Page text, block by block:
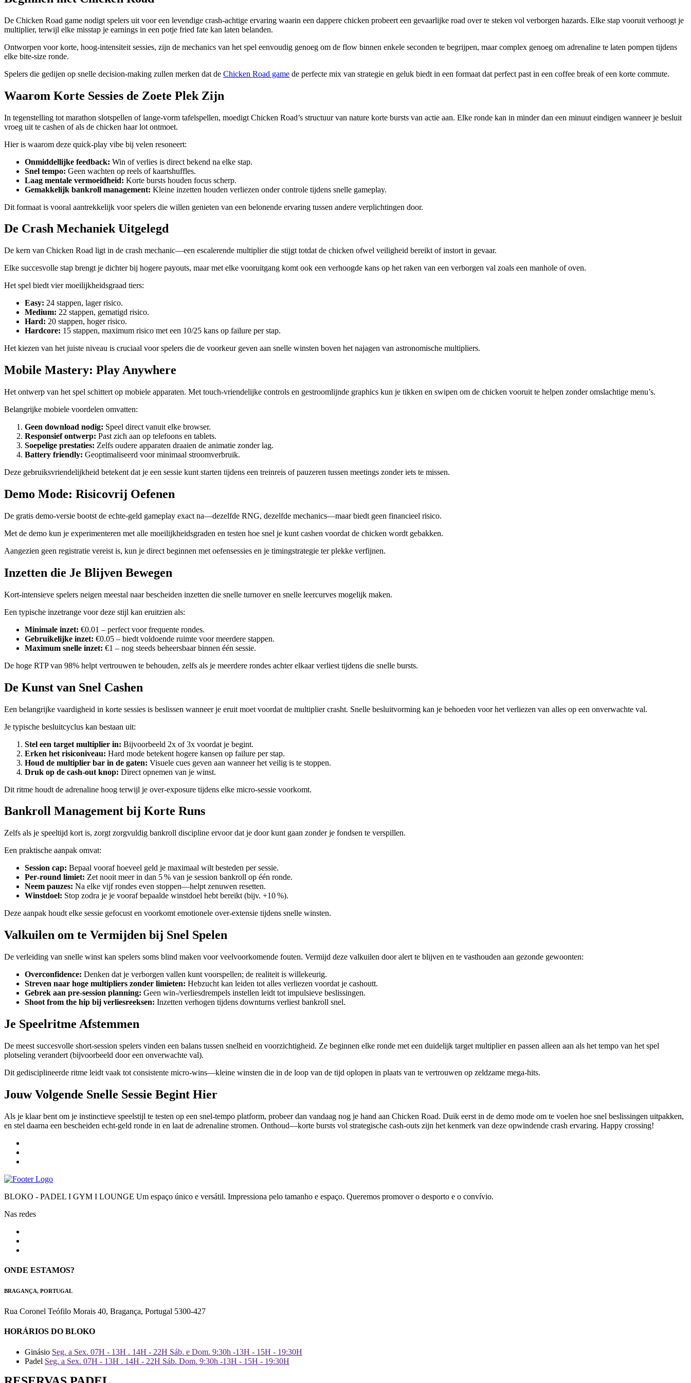
De Chicken Road game nodigt spelers uit voor een levendige crash-achtige ervaring waarin een dappere chicken probeert een gevaarlijke road over te steken vol verborgen hazards. Elke stap vooruit verhoogt je
multiplier, terwijl elke misstap je earnings in een potje fried fate kan laten belanden.
Ontworpen voor korte, hoog‑intensiteit sessies, zijn de mechanics van het spel eenvoudig genoeg om de flow binnen enkele seconden te begrijpen, maar complex genoeg om adrenaline te laten pompen tijdens
elke bite‑size ronde.
Spelers die gedijen op snelle decision‑making zullen merken dat de Chicken Road game de perfecte mix van strategie en geluk biedt in een formaat dat perfect past in een coffee break of een korte commute.
Waarom Korte Sessies de Zoete Plek Zijn
In tegenstelling tot marathon slotspellen of lange‑vorm tafelspellen, moedigt Chicken Road’s structuur van nature korte bursts van actie aan. Elke ronde kan in minder dan een minuut eindigen wanneer je besluit
vroeg uit te cashen of als de chicken haar lot ontmoet.
Hier is waarom deze quick‑play vibe bij velen resoneert:
Onmiddellijke feedback: Win of verlies is direct bekend na elke stap.
Snel tempo: Geen wachten op reels of kaartshuffles.
Laag mentale vermoeidheid: Korte bursts houden focus scherp.
Gemakkelijk bankroll management: Kleine inzetten houden verliezen onder controle tijdens snelle gameplay.
Dit formaat is vooral aantrekkelijk voor spelers die willen genieten van een belonende ervaring tussen andere verplichtingen door.
De Crash Mechaniek Uitgelegd
De kern van Chicken Road ligt in de crash mechanic—een escalerende multiplier die stijgt totdat de chicken ofwel veiligheid bereikt of instort in gevaar.
Elke succesvolle stap brengt je dichter bij hogere payouts, maar met elke vooruitgang komt ook een verhoogde kans op het raken van een verborgen val zoals een manhole of oven.
Het spel biedt vier moeilijkheidsgraad tiers:
Easy: 24 stappen, lager risico.
Medium: 22 stappen, gematigd risico.
Hard: 20 stappen, hoger risico.
Hardcore: 15 stappen, maximum risico met een 10/25 kans op failure per stap.
Het kiezen van het juiste niveau is cruciaal voor spelers die de voorkeur geven aan snelle winsten boven het najagen van astronomische multipliers.
Mobile Mastery: Play Anywhere
Het ontwerp van het spel schittert op mobiele apparaten. Met touch‑vriendelijke controls en gestroomlijnde graphics kun je tikken en swipen om de chicken vooruit te helpen zonder omslachtige menu’s.
Belangrijke mobiele voordelen omvatten:
Geen download nodig: Speel direct vanuit elke browser.
Responsief ontwerp: Past zich aan op telefoons en tablets.
Soepelige prestaties: Zelfs oudere apparaten draaien de animatie zonder lag.
Battery friendly: Geoptimaliseerd voor minimaal stroomverbruik.
Deze gebruiksvriendelijkheid betekent dat je een sessie kunt starten tijdens een treinreis of pauzeren tussen meetings zonder iets te missen.
Demo Mode: Risicovrij Oefenen
De gratis demo-versie bootst de echte‑geld gameplay exact na—dezelfde RNG, dezelfde mechanics—maar biedt geen financieel risico.
Met de demo kun je experimenteren met alle moeilijkheidsgraden en testen hoe snel je kunt cashen voordat de chicken wordt gebakken.
Aangezien geen registratie vereist is, kun je direct beginnen met oefensessies en je timingstrategie ter plekke verfijnen.
Inzetten die Je Blijven Bewegen
Kort‑intensieve spelers neigen meestal naar bescheiden inzetten die snelle turnover en snelle leercurves mogelijk maken.
Een typische inzetrange voor deze stijl kan eruitzien als:
Minimale inzet: €0.01 – perfect voor frequente rondes.
Gebruikelijke inzet: €0.05 – biedt voldoende ruimte voor meerdere stappen.
Maximum snelle inzet: €1 – nog steeds beheersbaar binnen één sessie.
De hoge RTP van 98% helpt vertrouwen te behouden, zelfs als je meerdere rondes achter elkaar verliest tijdens die snelle bursts.
De Kunst van Snel Cashen
Een belangrijke vaardigheid in korte sessies is beslissen wanneer je eruit moet voordat de multiplier crasht. Snelle besluitvorming kan je behoeden voor het verliezen van alles op een onverwachte val.
Je typische besluitcyclus kan bestaan uit:
Stel een target multiplier in: Bijvoorbeeld 2x of 3x voordat je begint.
Erken het risiconiveau: Hard mode betekent hogere kansen op failure per stap.
Houd de multiplier bar in de gaten: Visuele cues geven aan wanneer het veilig is te stoppen.
Druk op de cash‑out knop: Direct opnemen van je winst.
Dit ritme houdt de adrenaline hoog terwijl je over‑exposure tijdens elke micro‑sessie voorkomt.
Bankroll Management bij Korte Runs
Zelfs als je speeltijd kort is, zorgt zorgvuldig bankroll discipline ervoor dat je door kunt gaan zonder je fondsen te verspillen.
Een praktische aanpak omvat:
Session cap: Bepaal vooraf hoeveel geld je maximaal wilt besteden per sessie.
Per‑round limiet: Zet nooit meer in dan 5 % van je session bankroll op één ronde.
Neem pauzes: Na elke vijf rondes even stoppen—helpt zenuwen resetten.
Winstdoel: Stop zodra je je vooraf bepaalde winstdoel hebt bereikt (bijv. +10 %).
Deze aanpak houdt elke sessie gefocust en voorkomt emotionele over‑extensie tijdens snelle winsten.
Valkuilen om te Vermijden bij Snel Spelen
De verleiding van snelle winst kan spelers soms blind maken voor veelvoorkomende fouten. Vermijd deze valkuilen door alert te blijven en te vasthouden aan gezonde gewoonten:
Overconfidence: Denken dat je verborgen vallen kunt voorspellen; de realiteit is willekeurig.
Streven naar hoge multipliers zonder limieten: Hebzucht kan leiden tot alles verliezen voordat je cashoutt.
Gebrek aan pre‑session planning: Geen win‑/verliesdrempels instellen leidt tot impulsieve beslissingen.
Shoot from the hip bij verliesreeksen: Inzetten verhogen tijdens downturns verliest bankroll snel.
Je Speelritme Afstemmen
De meest succesvolle short‑session spelers vinden een balans tussen snelheid en voorzichtigheid. Ze beginnen elke ronde met een duidelijk target multiplier en passen alleen aan als het tempo van het spel
plotseling verandert (bijvoorbeeld door een onverwachte val).
Dit gedisciplineerde ritme leidt vaak tot consistente micro‑wins—kleine winsten die in de loop van de tijd oplopen in plaats van te vertrouwen op zeldzame mega‑hits.
Jouw Volgende Snelle Sessie Begint Hier
Als je klaar bent om je instinctieve speelstijl te testen op een snel‑tempo platform, probeer dan vandaag nog je hand aan Chicken Road. Duik eerst in de demo mode om te voelen hoe snel beslissingen uitpakken,
en stel daarna een bescheiden echt‑geld ronde in en laat de adrenaline stromen. Onthoud—korte bursts vol strategische cash‑outs zijn het kenmerk van deze opwindende crash ervaring. Happy crossing!
BLOKO - PADEL I GYM I LOUNGE Um espaço único e versátil. Impressiona pelo tamanho e espaço. Queremos promover o desporto e o convívio.
Nas redes
ONDE ESTAMOS?
BRAGANÇA, PORTUGAL
Rua Coronel Teófilo Morais 40, Bragança, Portugal 5300-427
HORÁRIOS DO BLOKO
Ginásio Seg. a Sex. 07H - 13H . 14H - 22H Sáb. e Dom. 9:30h -13H - 15H - 19:30H
Padel Seg. a Sex. 07H - 13H . 14H - 22H Sáb. Dom. 9:30h -13H - 15H - 19:30H